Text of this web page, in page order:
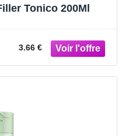
Tonico 200Ml
3.66 €